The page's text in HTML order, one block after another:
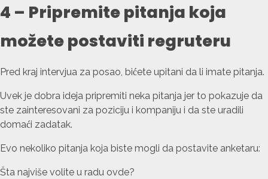
4 – Pripremite pitanja koja
možete postaviti regruteru
Pred kraj intervjua za posao, bićete upitani da li imate pitanja.
Uvek je dobra ideja pripremiti neka pitanja jer to pokazuje da
ste zainteresovani za poziciju i kompaniju i da ste uradili
domaći zadatak.
Evo nekoliko pitanja koja biste mogli da postavite anketaru:
Šta najviše volite u radu ovde?